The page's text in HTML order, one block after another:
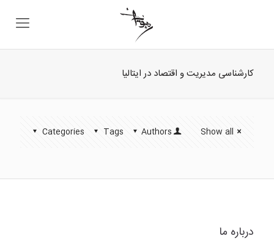
کارشناسی مدیریت و اقتصاد در ایتالیا
Categories Tags Authors Show all
درباره ما